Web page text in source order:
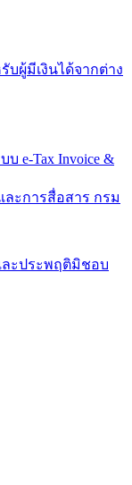
ผู้มีเงินได้จากต่าง
e-Tax Invoice &
ะการสื่อสาร กรม
ละประพฤติมิชอบ